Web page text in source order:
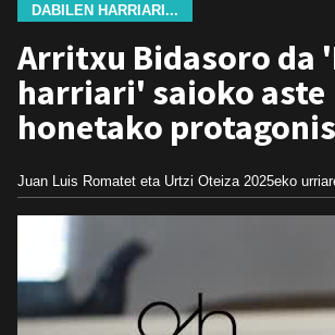
DABILEN HARRIARI...
Arritxu Bidasoro da
harriari' saioko aste
honetako
Juan Luis Romatet eta Urtzi Oteiza 2025eko